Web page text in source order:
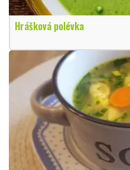
Hrášková polévka